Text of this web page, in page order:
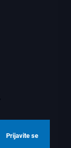
Prijavite se